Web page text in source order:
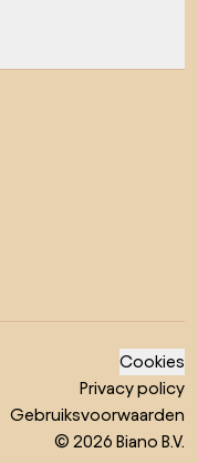
Cookies
Privacy policy
Gebruiksvoorwaarden
© 2026 Biano B.V.